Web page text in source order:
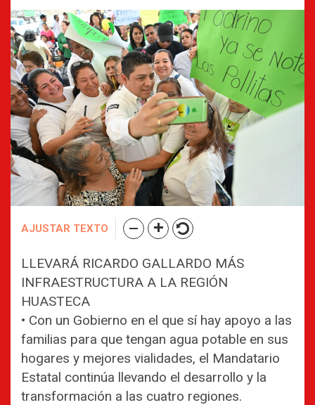
AJUSTAR TEXTO
LLEVARÁ RICARDO GALLARDO MÁS
INFRAESTRUCTURA A LA REGIÓN
HUASTECA
• Con un Gobierno en el que sí hay apoyo a las
familias para que tengan agua potable en sus
hogares y mejores vialidades, el Mandatario
Estatal continúa llevando el desarrollo y la
transformación a las cuatro regiones.